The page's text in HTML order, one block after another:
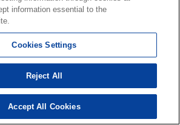
検索結果を見る
information essential to the
Cookies Settings
Reject All
Accept All Cookies